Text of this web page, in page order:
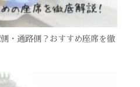
・通路側？おすすめ座席を徹